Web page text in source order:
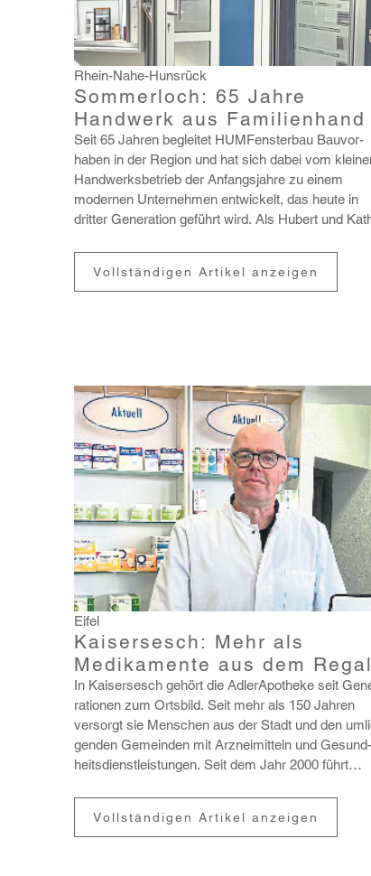
Rhein-Nahe-Hunsrück
Sommerloch: 65 Jahre
Handwerk aus Familienhand
Seit 65 Jahren begleitet HUMFens­terbau Bauvor­
haben in der Region und hat sich dabei vom
Hand­werks­be­trieb der Anfangs­jahre zu einem
modernen Unter­nehmen entwi­ckelt, das heute in
dritter Gene­ra­tion geführt wird. Als Hubert und
Vollständigen Artikel anzeigen
Eifel
Kaisersesch: Mehr als
Medikamente aus dem Regal
In Kaiser­sesch gehört die Adler­Apo­theke seit
ra­tionen zum Orts­bild. Seit mehr als 150 Jahren
versorgt sie Menschen aus der Stadt und den
genden Gemeinden mit Arznei­mit­teln und Gesund­
heits­dienst­leis­tungen. Seit dem Jahr 2000 führt
Vollständigen Artikel anzeigen